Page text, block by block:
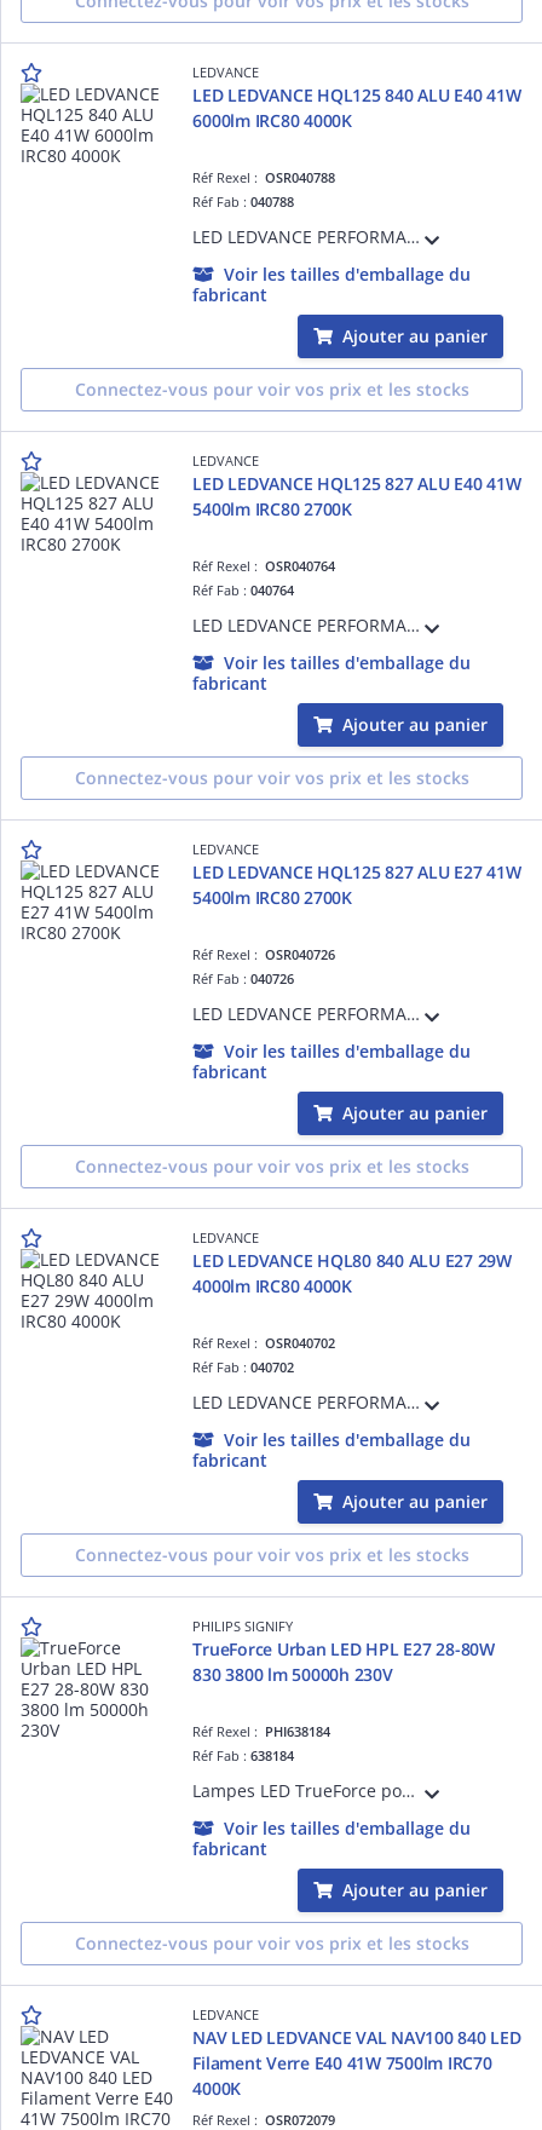
LEDVANCE
LED LEDVANCE HQL125 840 ALU E40 41W
6000lm IRC80 4000K
Réf Rexel :OSR040788
Réf Fab :040788
LED LEDVANCE PERFORMANCE - 840 - E40 - 360° - 41W Equivalence 125W - 6000lm - Non Gradable - Ra80 - 4000K - 60000h - Ta -40°C à + 60°C - Classe D - Garantie 5 ans
Voir les tailles d'emballage du
fabricant
Ajouter au panier
Connectez-vous pour voir vos prix et les stocks
LEDVANCE
LED LEDVANCE HQL125 827 ALU E40 41W
5400lm IRC80 2700K
Réf Rexel :OSR040764
Réf Fab :040764
LED LEDVANCE PERFORMANCE - 827 - E40 - 360° - 41W Equivalence 125W - 5400lm - Non Gradable - Ra80 - 2700K - 60000h - Ta -40°C à + 60°C - Classe E - Garantie 5 ans
Voir les tailles d'emballage du
fabricant
Ajouter au panier
Connectez-vous pour voir vos prix et les stocks
LEDVANCE
LED LEDVANCE HQL125 827 ALU E27 41W
5400lm IRC80 2700K
Réf Rexel :OSR040726
Réf Fab :040726
LED LEDVANCE PERFORMANCE - 827 - E27 - 360° - 41W Equivalence 125W - 5400lm - Non Gradable - Ra80 - 2700K - 60000h - Ta -40°C à + 60°C - Classe E - Garantie 5 ans
Voir les tailles d'emballage du
fabricant
Ajouter au panier
Connectez-vous pour voir vos prix et les stocks
LEDVANCE
LED LEDVANCE HQL80 840 ALU E27 29W
4000lm IRC80 4000K
Réf Rexel :OSR040702
Réf Fab :040702
LED LEDVANCE PERFORMANCE - 840 - E27 - 360° - 29W Equivalence 80W - 4000lm - Non Gradable - Ra80 - 4000K - 60000h - Ta -40°C à + 60°C - Classe D - Garantie 5 ans
Voir les tailles d'emballage du
fabricant
Ajouter au panier
Connectez-vous pour voir vos prix et les stocks
PHILIPS SIGNIFY
TrueForce Urban LED HPL E27 28-80W
830 3800 lm 50000h 230V
Réf Rexel : PHI638184
Réf Fab :638184
Lampes LED TrueForce pour éclairage public (espace urbain / voie publique - HPL/SON) - LED-lamp/Multi-LED - Consommation électrique: 28 W
Voir les tailles d'emballage du
fabricant
Ajouter au panier
Connectez-vous pour voir vos prix et les stocks
LEDVANCE
NAV LED LEDVANCE VAL NAV100 840 LED
Filament Verre E40 41W 7500lm IRC70
4000K
Réf Rexel :OSR072079